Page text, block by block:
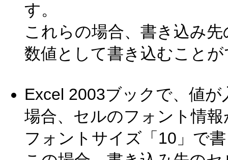
す。
これらの場合、書き込み
数値として書き込むこと
Excel 2003ブックで、値
場合、セルのフォント情
フォントサイズ「10」で